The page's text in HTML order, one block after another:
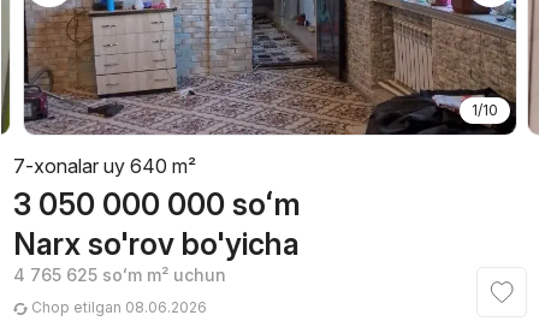
1/10
7-xonalar uy 640 m²
3 050 000 000 soʻm
Narx so'rov bo'yicha
4 765 625 soʻmm² uchun
Chop etilgan 08.06.2026